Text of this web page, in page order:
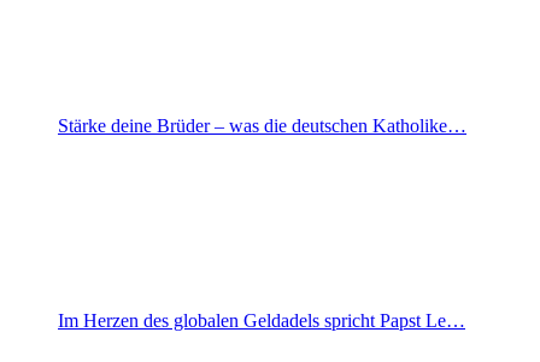
Stärke deine Brüder – was die deutschen Katholike…
Im Herzen des globalen Geldadels spricht Papst Le…